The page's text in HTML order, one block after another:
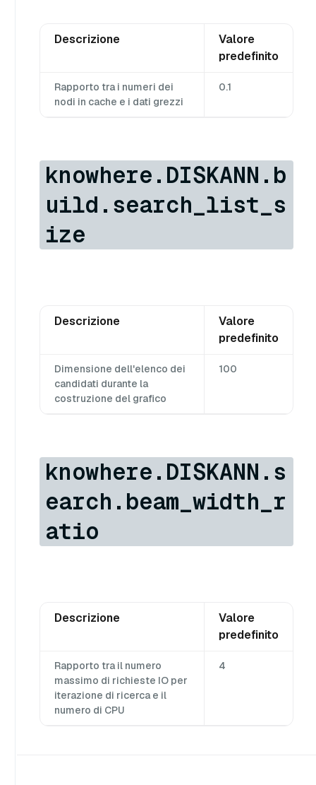
Descrizione
Valore
predefinito
Rapporto tra i numeri dei
nodi in cache e i dati grezzi
0.1
knowhere.DISKANN.b
uild.search_list_s
ize
Descrizione
Valore
predefinito
Dimensione dell'elenco dei
candidati durante la
costruzione del grafico
100
knowhere.DISKANN.s
earch.beam_width_r
atio
Descrizione
Valore
predefinito
Rapporto tra il numero
massimo di richieste IO per
iterazione di ricerca e il
numero di CPU
4